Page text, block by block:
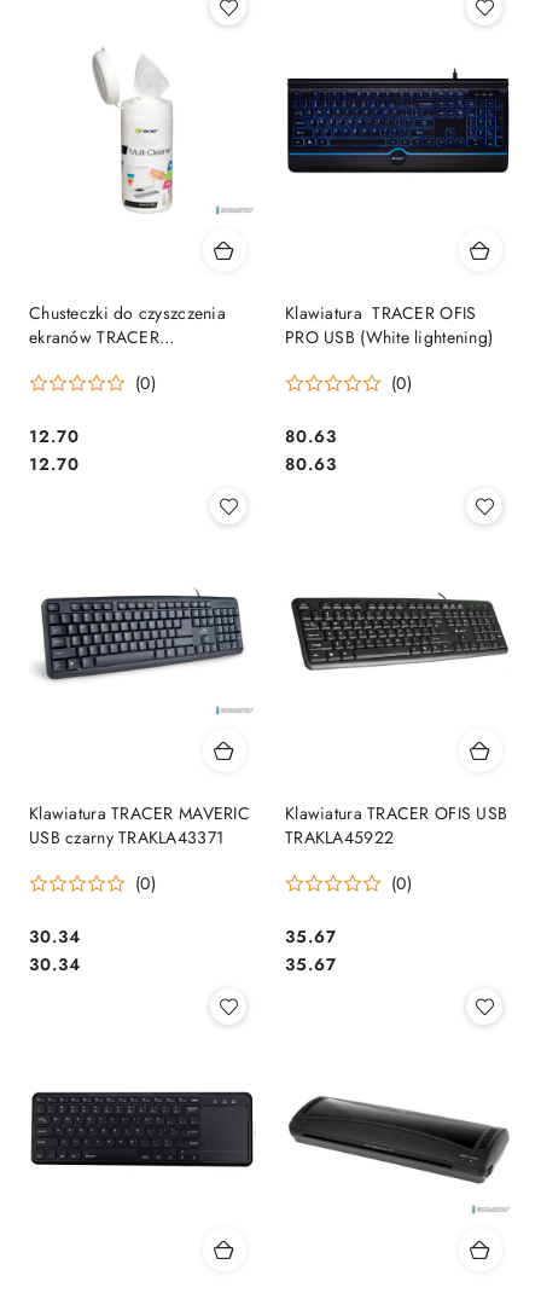
Chusteczki do czyszczenia
ekranów TRACER
(0)
Cena:
12.70
Cena:
12.70
Klawiatura TRACER OFIS
PRO USB (White lightening)
(0)
Cena:
80.63
Cena:
80.63
Klawiatura TRACER MAVERIC
USB czarny TRAKLA43371
(0)
Cena:
30.34
Cena:
30.34
Klawiatura TRACER OFIS USB
TRAKLA45922
(0)
Cena:
35.67
Cena:
35.67